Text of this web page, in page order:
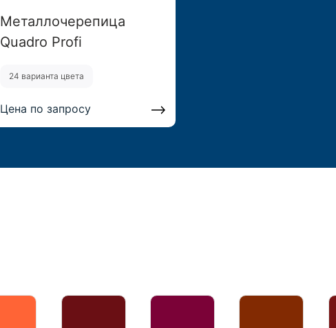
Металлочерепица
Quadro Profi
24 варианта цвета
Цена по запросу